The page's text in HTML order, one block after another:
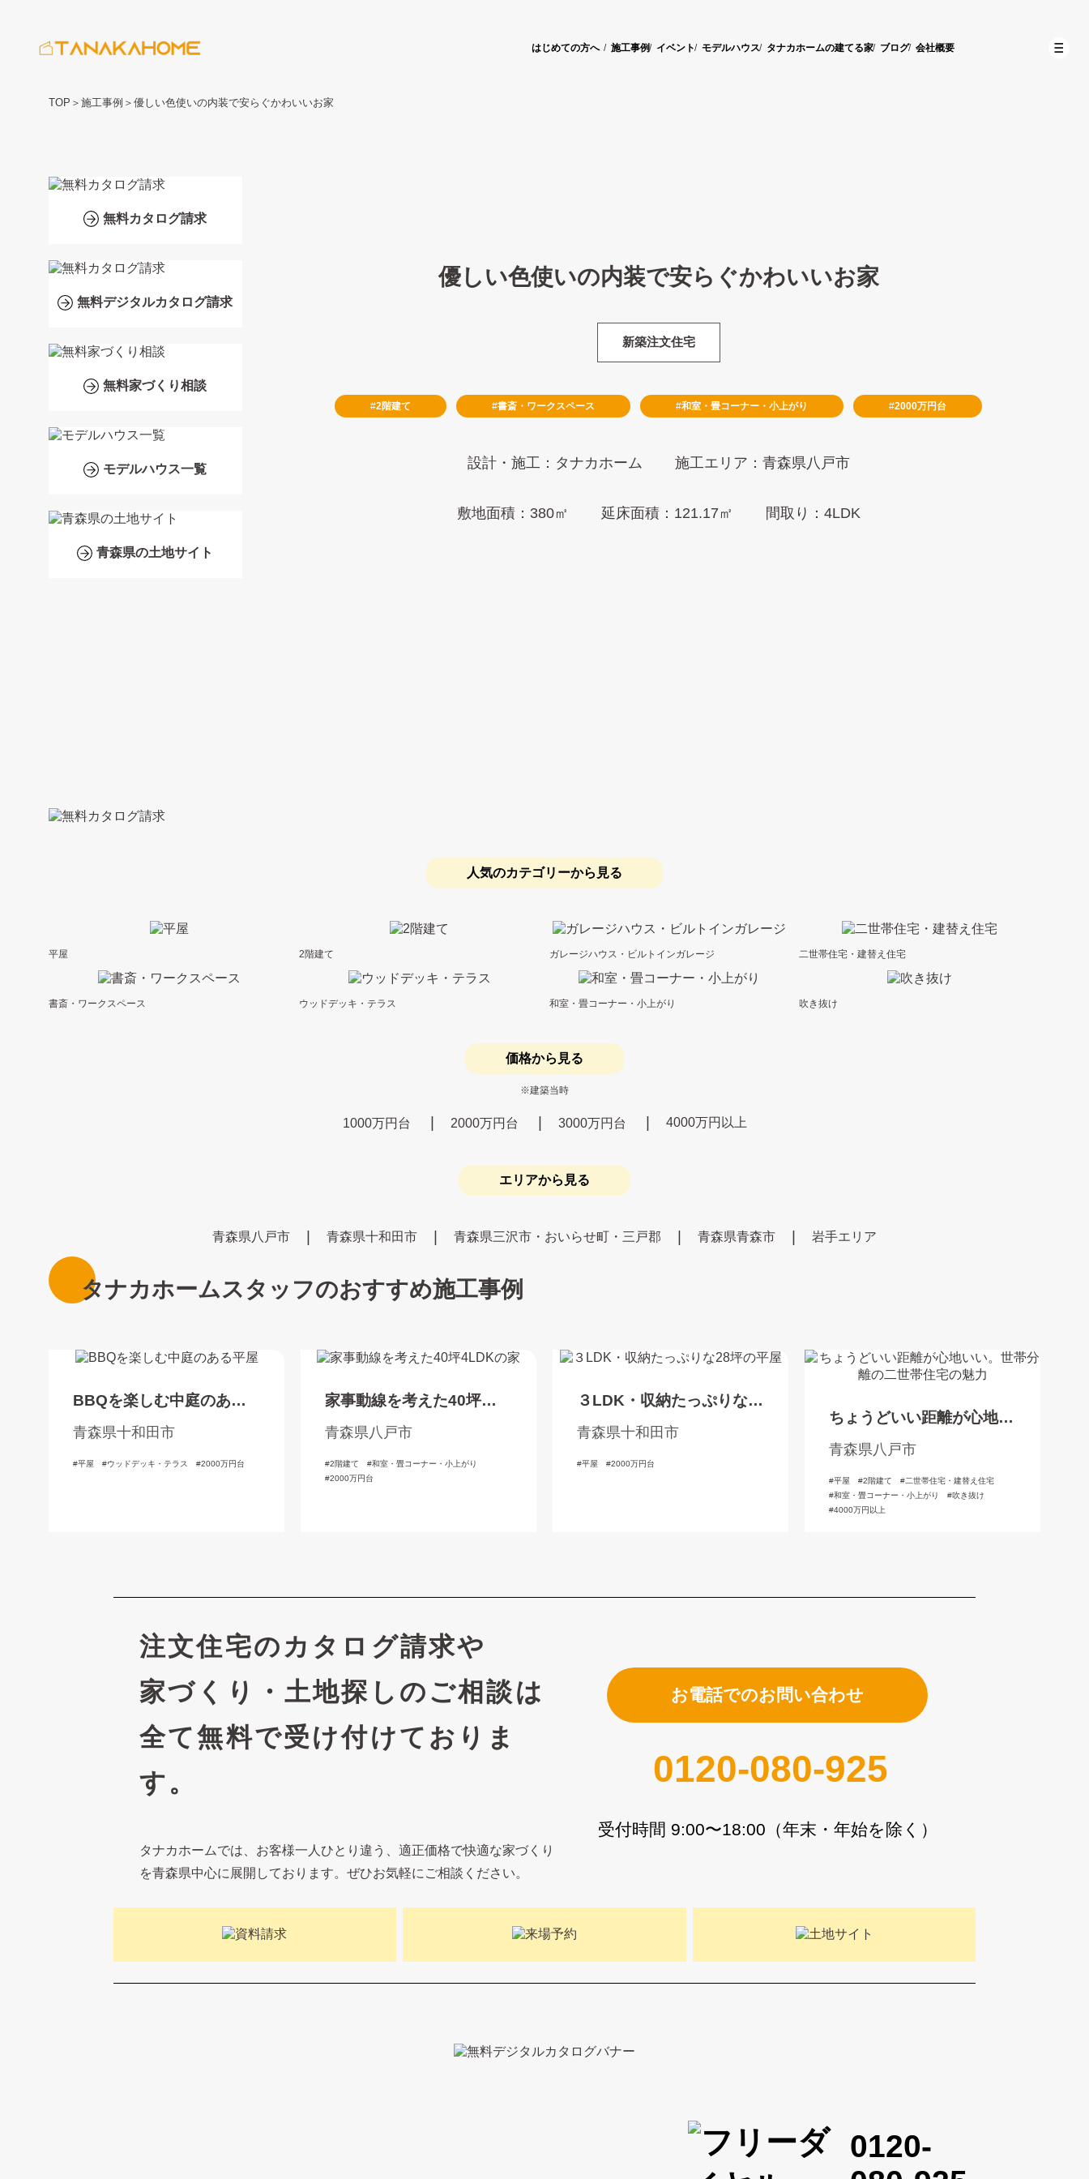
はじめての方へ 施工事例 イベント モデルハウス タナカホームの建てる家 ブログ 会社概要
TOP ＞ 施工事例 ＞ 優しい色使いの内装で安らぐかわいいお家
無料カタログ請求
無料デジタルカタログ請求
無料家づくり相談
モデルハウス一覧
青森県の土地サイト
優しい色使いの内装で安らぐかわいいお家
新築注文住宅
2階建て 書斎・ワークスペース 和室・畳コーナー・小上がり 2000万円台
設計・施工：タナカホーム 施工エリア：青森県八戸市
敷地面積：380㎡ 延床面積：121.17㎡ 間取り：4LDK
人気のカテゴリーから見る
平屋 2階建て ガレージハウス・ビルトインガレージ 二世帯住宅・建替え住宅
書斎・ワークスペース ウッドデッキ・テラス 和室・畳コーナー・小上がり 吹き抜け
価格から見る
※建築当時
1000万円台 2000万円台 3000万円台 4000万円以上
エリアから見る
青森県八戸市 青森県十和田市 青森県三沢市・おいらせ町・三戸郡 青森県青森市 岩手エリア
タナカホームスタッフのおすすめ施工事例
BBQを楽しむ中庭のある
平屋
青森県十和田市
平屋 ウッドデッキ・テラス 2000万円台
家事動線を考えた40坪
4LDKの家
青森県八戸市
2階建て
和室・畳コーナー・小上がり
2000万円台
３LDK・収納たっぷりな
28坪の平屋
青森県十和田市
平屋 2000万円台
ちょうどいい距離が心地い
い。世帯分離の二世帯住宅
青森県八戸市
平屋 2階建て
二世帯住宅・建替え住宅
和室・畳コーナー・小上がり
吹き抜け
4000万円以上
注文住宅のカタログ請求や
家づくり・土地探しのご相談は
全て無料で受け付けておりま
す。
タナカホームでは、お客様一人ひとり違う、適正価格で快適な家づくり
を青森県中心に展開しております。ぜひお気軽にご相談ください。
お電話でのお問い合わせ
0120-080-925
受付時間 9:00〜18:00（年末・年始を除く）
0120-